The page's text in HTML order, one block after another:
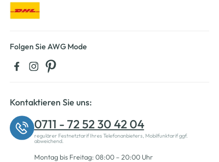
Folgen Sie AWG Mode
Kontaktieren Sie uns:
0711 - 72 52 30 42 04
regulärer Festnetztarif Ihres Telefonanbieters, Mobilfunktarif ggf.
abweichend.
Montag bis Freitag: 08:00 – 20:00 Uhr